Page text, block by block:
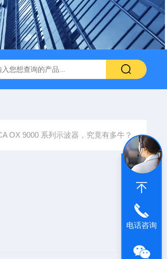
存储记录仪/数据采集仪 GL980记
OX 9000 系列示波器，究竟有多牛？
电话咨询